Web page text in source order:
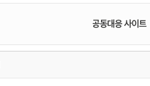
데이 피해사례